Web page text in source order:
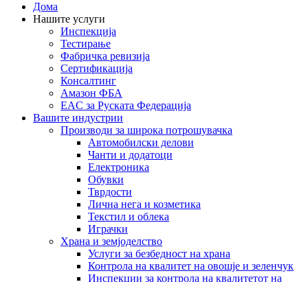
Дома
Нашите услуги
Инспекција
Тестирање
Фабричка ревизија
Сертификација
Консалтинг
Амазон ФБА
EAC за Руската Федерација
Вашите индустрии
Производи за широка потрошувачка
Автомобилски делови
Чанти и додатоци
Електроника
Обувки
Тврдости
Лична нега и козметика
Текстил и облека
Играчки
Храна и земјоделство
Услуги за безбедност на храна
Контрола на квалитет на овошје и зеленчук
Инспекции за контрола на квалитетот на